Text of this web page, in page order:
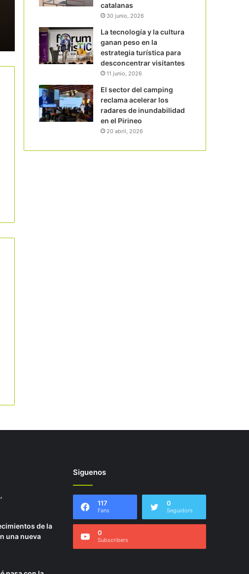
catalanas
30 junio, 2026
La tecnología y la cultura
ganan peso en la
estrategia turística para
desconcentrar visitantes
11 junio, 2026
El sector del camping
reclama acelerar los
radares de inundabilidad
en el Pirineo
20 abril, 2026
de la
una nueva
Siguenos
117
Fans
0
Seguidors
0
Subscribers